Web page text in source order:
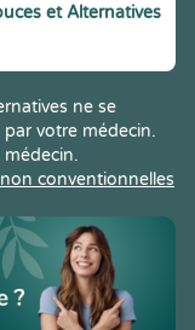
et Alternatives
ne se
votre médecin.
conventionnelles